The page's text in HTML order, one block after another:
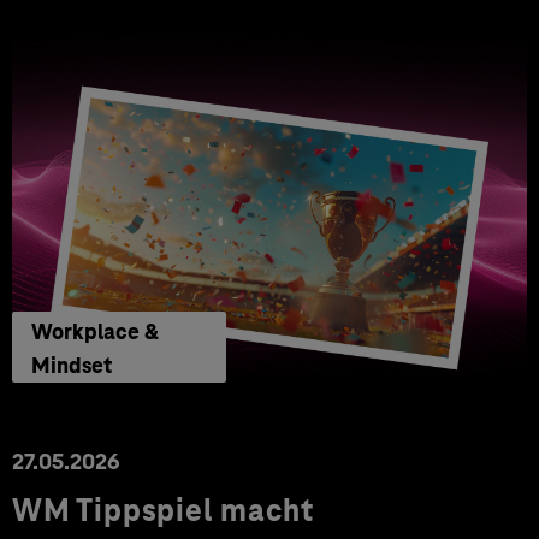
Workplace &
Mindset
27.05.2026
WM Tippspiel macht